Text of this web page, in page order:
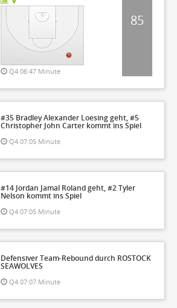
Q4 06:47 Minute
85
#35 Bradley Alexander Loesing geht, #5
Christopher John Carter kommt ins Spiel
Q4 07:05 Minute
#14 Jordan Jamal Roland geht, #2 Tyler
Nelson kommt ins Spiel
Q4 07:05 Minute
Defensiver Team-Rebound durch ROSTOCK
SEAWOLVES
Q4 07:07 Minute